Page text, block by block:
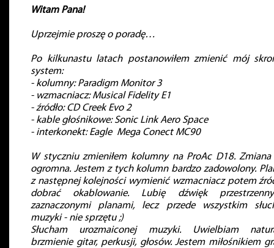
Witam Pana!
Uprzejmie proszę o poradę…
Po kilkunastu latach postanowiłem zmienić mój
system:
- kolumny: Paradigm Monitor 3
- wzmacniacz: Musical Fidelity E1
- źródło: CD Creek Evo 2
- kable głośnikowe: Sonic Link Aero Space
- interkonekt: Eagle Mega Conect MC90
W styczniu zmieniłem kolumny na ProAc D18.
ogromna. Jestem z tych kolumn bardzo zadowolony.
z następnej kolejności wymienić wzmacniacz potem
dobrać okablowanie. Lubię dźwięk
zaznaczonymi planami, lecz przede wszystkim
muzyki - nie sprzętu ;)
Słucham urozmaiconej muzyki. Uwielbiam
brzmienie gitar, perkusji, głosów. Jestem miłośnikiem